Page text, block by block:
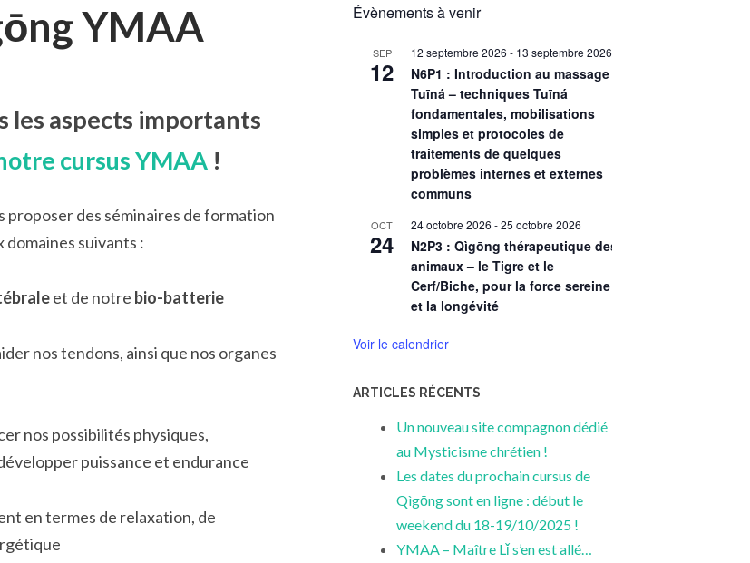
YMAA
les aspects importants
cursus YMAA !
proposer des séminaires de formation
domaines suivants :
et de notre bio-batterie
nos tendons, ainsi que nos organes
nos possibilités physiques,
puissance et endurance
en termes de relaxation, de
Évènements à venir
SEP
12
12 septembre 2026 - 13 septembre 2026
N6P1 : Introduction au massage
Tuīná – techniques Tuīná
fondamentales, mobilisations
simples et protocoles de
traitements de quelques
problèmes internes et externes
communs
OCT
24
24 octobre 2026 -25 octobre 2026
N2P3 : Qìgōng thérapeutique des 5
animaux – le Tigre et le
Cerf/Biche, pour la force sereine
et la longévité
Voir le calendrier
ARTICLES RÉCENTS
Un nouveau site compagnon dédié
au Mysticisme chrétien !
Les dates du prochain cursus de
Qìgōng sont en ligne : début le
weekend du 18-19/10/2025 !
YMAA – Maître Lǐ s’en est allé…